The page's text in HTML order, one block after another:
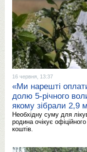
16 червня, 13:37
«Ми нарешті
долю 5-річного
якому зібрали 2,9
Необхідну суму для
родина очікує
коштів.